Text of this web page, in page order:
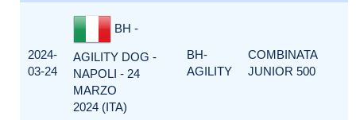
2024-
03-24
BH -
AGILITY DOG -
NAPOLI - 24
MARZO
2024 (ITA)
BH-
AGILITY
COMBINATA
JUNIOR 500